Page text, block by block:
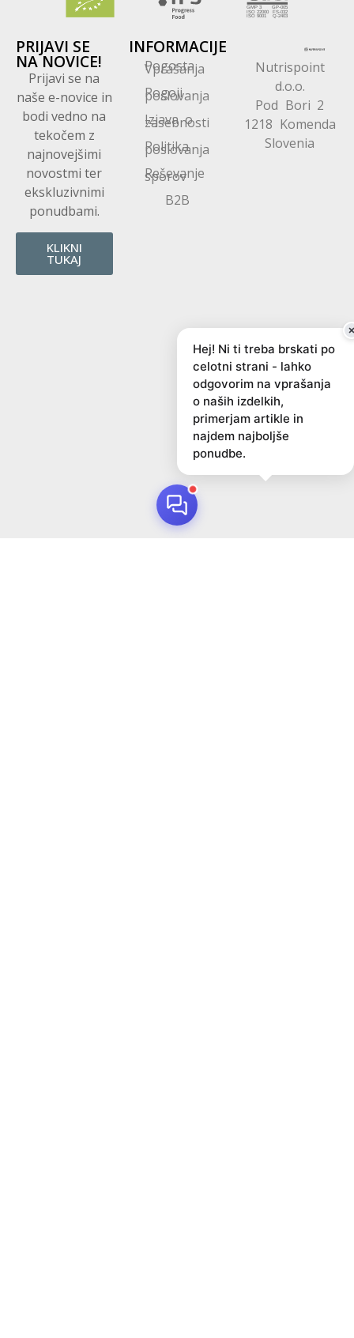
PRIJAVI SE
NA NOVICE!
Prijavi se na
naše e-novice in
bodi vedno na
tekočem z
najnovejšimi
novostmi ter
ekskluzivnimi
ponudbami.
KLIKNI
TUKAJ
INFORMACIJE
Pogosta
Vprašanja
Pogoji
poslovanja
Izjava o
zasebnosti
Politika
poslovanja
Reševanje
sporov
B2B
Nutrispoint
d.o.o.
Pod Bori 2
1218 Komenda
Slovenia
Hej! Ni ti treba brskati po
celotni strani - lahko
odgovorim na vprašanja
o naših izdelkih,
primerjam artikle in
najdem najboljše
ponudbe.